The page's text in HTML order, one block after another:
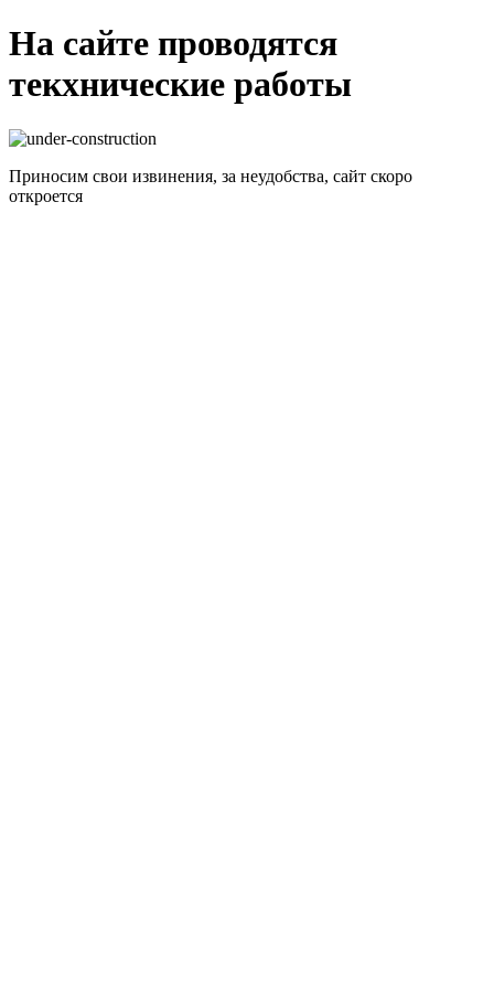
На сайте проводятся
текхнические работы
Приносим свои извинения, за неудобства, сайт скоро
откроется